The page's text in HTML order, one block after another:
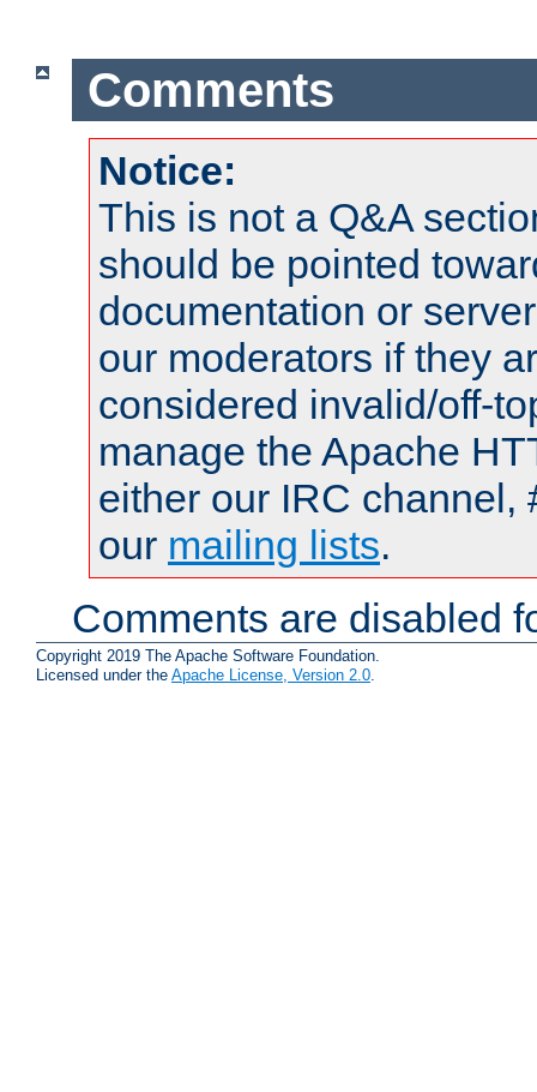
Comments
Notice:
This is not a Q&A
should be pointed
documentation or
our moderators if they
considered invalid/off-
manage the Apache
either our IRC channel,
our mailing lists.
Comments are disabled
Copyright 2019 The Apache Software Foundation.
Licensed under the Apache License, Version 2.0